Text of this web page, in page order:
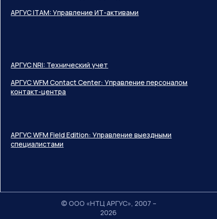
АРГУС WFM Field Edition: Управление выездными
специалистами
АРГУС NRI: Технический учет
АРГУС WFM Contact Center: Управление персоналом
контакт-центра
АРГУС ITAM: Управление ИТ-активами
© ООО «НТЦ АРГУС», 2007 –
2026